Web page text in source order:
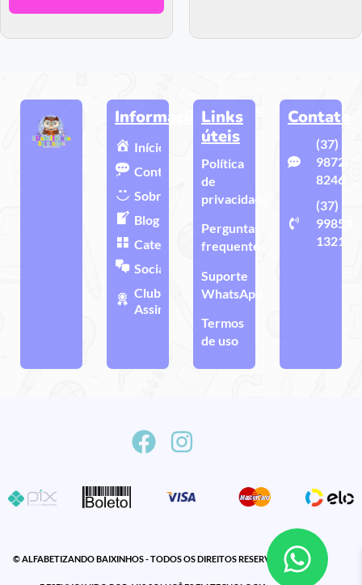
Informações
Início
Contato
Sobre
Blog
Categorias
Sociais
Clube de
Assinatura
Links
úteis
Política
de
privacidade
Perguntas
frequentes
Suporte
WhatsApp
Termos
de uso
Contato
(37)
9872-
8246
(37)
99858-
1321
© ALFABETIZANDO BAIXINHOS - TODOS OS DIREITOS RESERVADOS